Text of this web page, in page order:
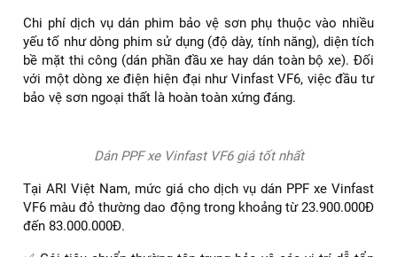
Chi phí dịch vụ dán phim bảo vệ sơn phụ thuộc vào nhiều
yếu tố như dòng phim sử dụng (độ dày, tính năng), diện tích
bề mặt thi công (dán phần đầu xe hay dán toàn bộ xe). Đối
với một dòng xe điện hiện đại như Vinfast VF6, việc đầu tư
bảo vệ sơn ngoại thất là hoàn toàn xứng đáng.
Dán PPF xe Vinfast VF6 giá tốt nhất
Tại ARI Việt Nam, mức giá cho dịch vụ dán PPF xe Vinfast
VF6 màu đỏ thường dao động trong khoảng từ 23.900.000Đ
đến 83.000.000Đ.